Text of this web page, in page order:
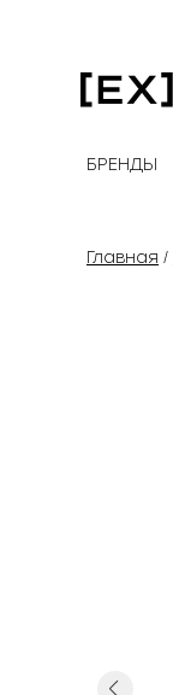
содержимому
БРЕНДЫ
Главная /
Previous